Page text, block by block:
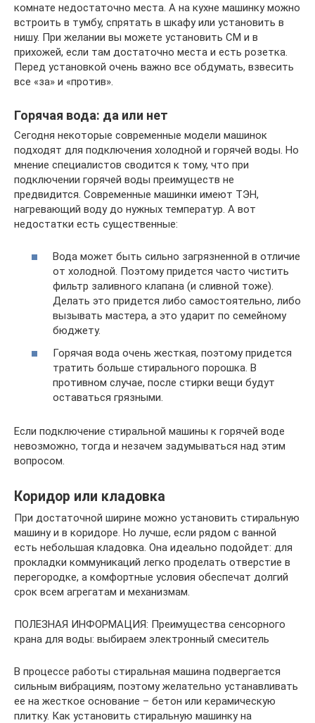
комнате недостаточно места. А на кухне машинку можно
встроить в тумбу, спрятать в шкафу или установить в
нишу. При желании вы можете установить СМ и в
прихожей, если там достаточно места и есть розетка.
Перед установкой очень важно все обдумать, взвесить
все «за» и «против».
Горячая вода: да или нет
Сегодня некоторые современные модели машинок
подходят для подключения холодной и горячей воды. Но
мнение специалистов сводится к тому, что при
подключении горячей воды преимуществ не
предвидится. Современные машинки имеют ТЭН,
нагревающий воду до нужных температур. А вот
недостатки есть существенные:
Вода может быть сильно загрязненной в отличие
от холодной. Поэтому придется часто чистить
фильтр заливного клапана (и сливной тоже).
Делать это придется либо самостоятельно, либо
вызывать мастера, а это ударит по семейному
бюджету.
Горячая вода очень жесткая, поэтому придется
тратить больше стирального порошка. В
противном случае, после стирки вещи будут
оставаться грязными.
Если подключение стиральной машины к горячей воде
невозможно, тогда и незачем задумываться над этим
вопросом.
Коридор или кладовка
При достаточной ширине можно установить стиральную
машину и в коридоре. Но лучше, если рядом с ванной
есть небольшая кладовка. Она идеально подойдет: для
прокладки коммуникаций легко проделать отверстие в
перегородке, а комфортные условия обеспечат долгий
срок всем агрегатам и механизмам.
ПОЛЕЗНАЯ ИНФОРМАЦИЯ: Преимущества сенсорного
крана для воды: выбираем электронный смеситель
В процессе работы стиральная машина подвергается
сильным вибрациям, поэтому желательно устанавливать
ее на жесткое основание – бетон или керамическую
плитку. Как установить стиральную машинку на